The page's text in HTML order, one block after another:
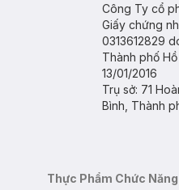
Công Ty cổ
Giấy chứng
0313612829
Thành phố
13/01/2016
Trụ sở: 71
Bình, Thành
Thực Phẩm Chức Năng